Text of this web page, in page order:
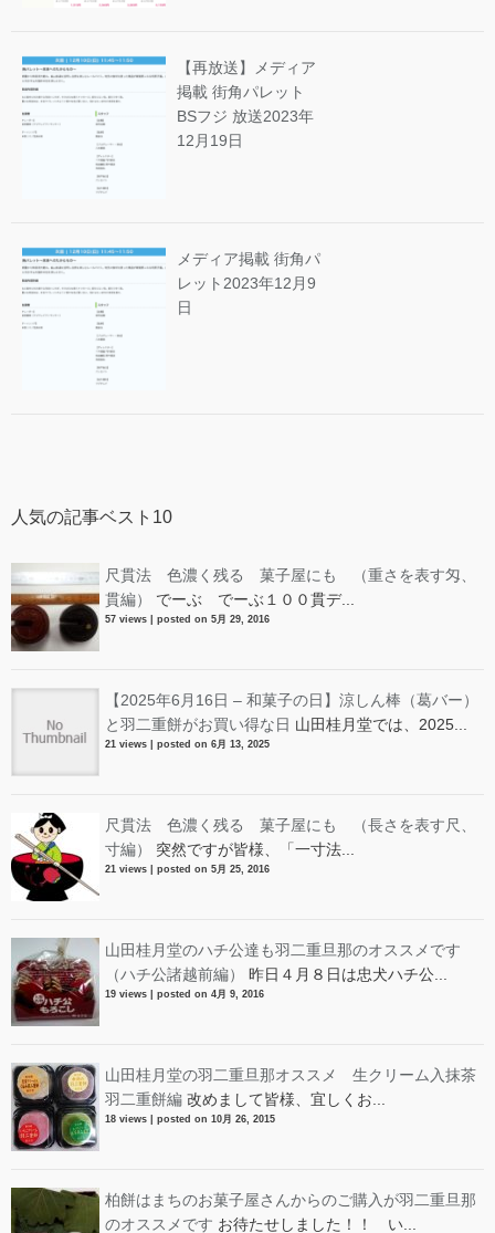
【再放送】メディア
掲載 街角パレット
BSフジ 放送2023年
12月19日
メディア掲載 街角パ
レット 2023年12月9
日
人気の記事ベスト10
尺貫法 色濃く残る 菓子屋にも （重さを表す匁、
貫編）
でーぶ でーぶ１００貫デ...
57 views posted on 5月 29, 2016
【2025年6月16日 – 和菓子の日】涼しん棒（葛バー）
と羽二重餅がお買い得な日 山田桂月堂では、2025...
21 views posted on 6月 13, 2025
尺貫法 色濃く残る 菓子屋にも （長さを表す尺、
寸編）
突然ですが皆様、「一寸法...
21 views posted on 5月 25, 2016
山田桂月堂のハチ公達も羽二重旦那のオススメです
（ハチ公諸越前編）
昨日４月８日は忠犬ハチ公...
19 views posted on 4月 9, 2016
山田桂月堂の羽二重旦那オススメ 生クリーム入抹茶
羽二重餅編 改めまして皆様、宜しくお...
18 views posted on 10月 26, 2015
柏餅はまちのお菓子屋さんからのご購入が羽二重旦那
のオススメです お待たせしました！！ い...